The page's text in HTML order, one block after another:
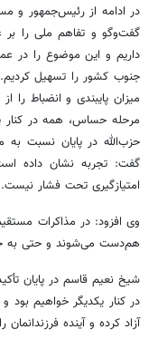
در ادامه از رئیس‌جمهور و
گفت‌وگو و تفاهم ملی را بر
داریم و این موضوع را در
میزان پایبندی و انضباط را
مرحله حساس، همه در
حزب‌الله در پایان نسبت
گفت: تجربه نشان داده
امتیازگیری تحت فشار نیست.
وی افزود: در مذاکرات
هم‌دست می‌شوند و حتی به
شیخ نعیم قاسم در پایان
در کنار یکدیگر خواهیم
آزاد کرده و آینده